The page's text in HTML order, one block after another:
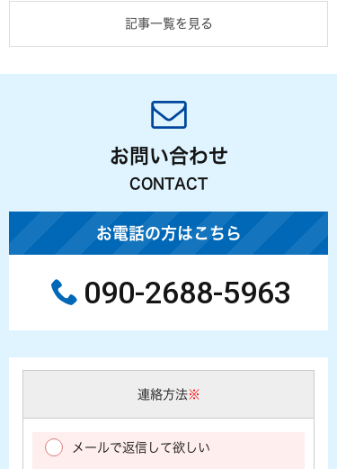
記事一覧を見る
お問い合わせ
CONTACT
お電話の方はこちら
090-2688-5963
連絡方法※
メールで返信して欲しい